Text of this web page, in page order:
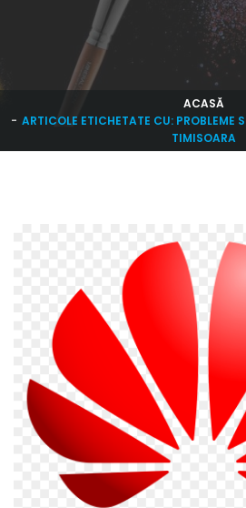
ACASĂ
ARTICOLE ETICHETATE CU: PROBLEME
TIMISOARA